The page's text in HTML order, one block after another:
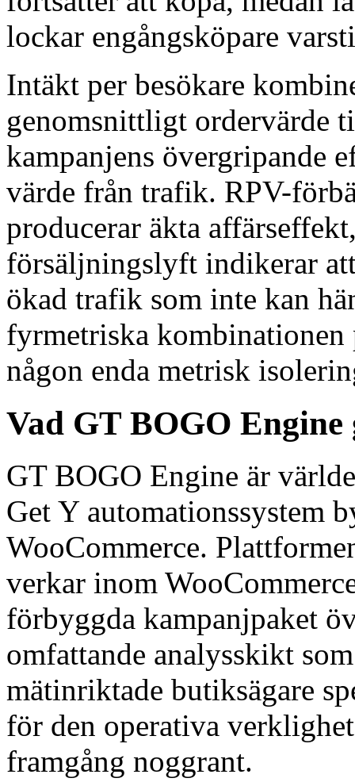
lockar engångsköpare
Intäkt per besökare
genomsnittligt ordervärde
kampanjens övergripande
värde från trafik. RPV-
producerar äkta
försäljningslyft indikerar
ökad trafik som inte kan
fyrmetriska kombinationen
någon enda metrisk
Vad GT BOGO
GT BOGO Engine är
Get Y automationssystem
WooCommerce.
verkar inom
förbyggda kampanjpaket
omfattande analysskikt
mätinriktade butiksägare
för den operativa
framgång noggrant.